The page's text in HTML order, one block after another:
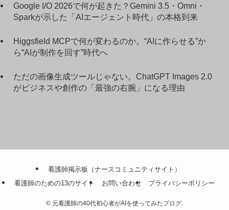
Google I/O 2026で何が起きた？Gemini 3.5・Omni・
Sparkが示した「AIエージェント時代」の本格到来
Higgsfield MCPで何が変わるのか。“AIに作らせる”か
ら“AIが制作を回す”時代へ
ただの画像生成ツールじゃない。ChatGPT Images 2.0
がビジネスや創作の「最強の右腕」になる理由
看護師掲示板（ナースコミュニティサイト）
看護師のための13のサイト
お問い合わせ プライバシーポリシー
© 元看護師の40代初心者がAIを使ってみたブログ.